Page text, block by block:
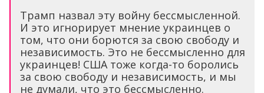
Трамп назвал эту войну бессмысленной.
И это игнорирует мнение украинцев о
том, что они борются за свою свободу и
независимость. Это не бессмысленно для
украинцев! США тоже когда-то боролись
за свою свободу и независимость, и мы
не думали, что это бессмысленно.